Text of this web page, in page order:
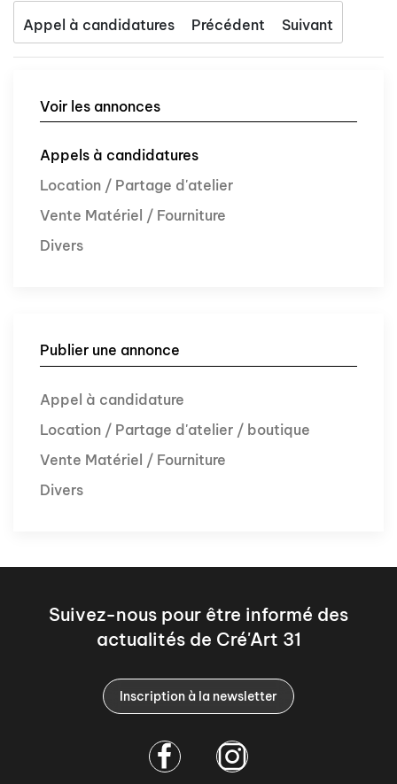
Appel à candidatures
Précédent Suivant
Voir les annonces
Appels à candidatures
Location / Partage d'atelier
Vente Matériel / Fourniture
Divers
Publier une annonce
Appel à candidature
Location / Partage d'atelier / boutique
Vente Matériel / Fourniture
Divers
Suivez-nous pour être informé des
actualités de Cré'Art 31
Inscription à la newsletter